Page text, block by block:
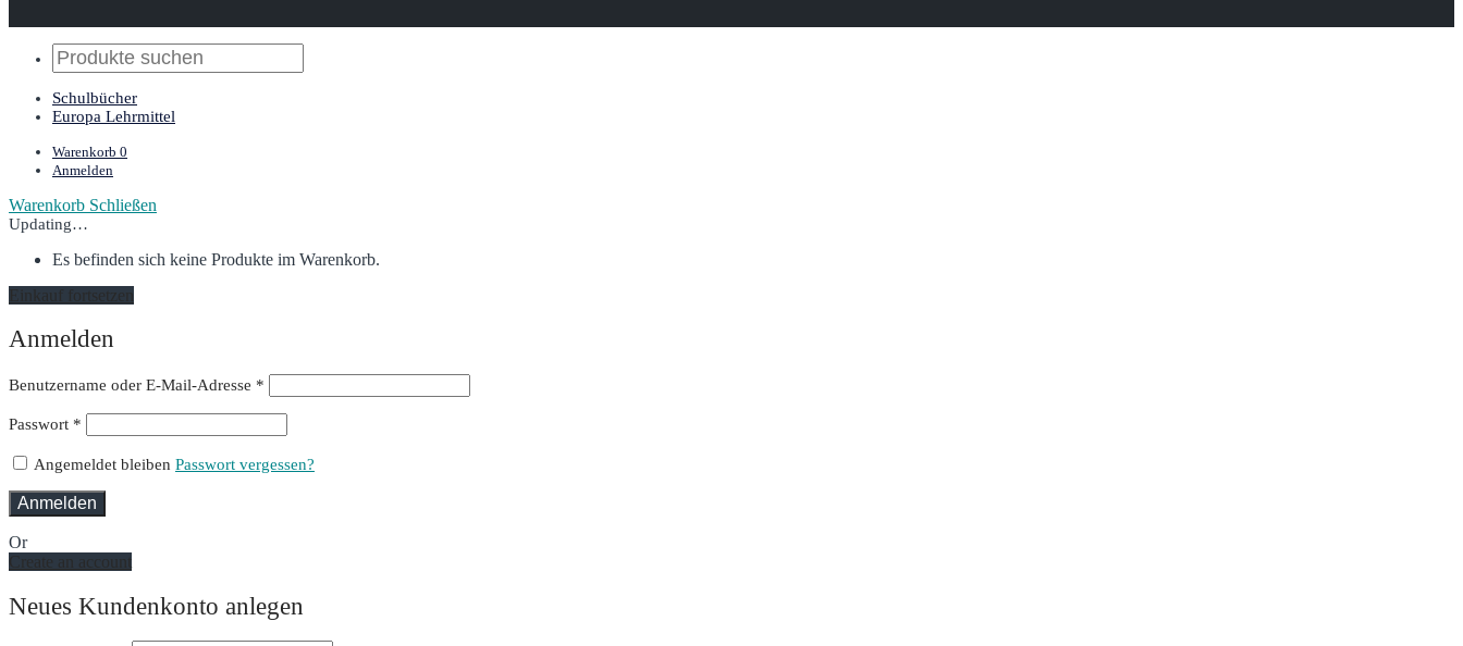
Schulbücher
Europa Lehrmittel
Warenkorb 0
Anmelden
Warenkorb Schließen
Updating…
Es befinden sich keine Produkte im Warenkorb.
Einkauf fortsetzen
Anmelden
Benutzername oder E-Mail-Adresse *
Passwort *
Angemeldet bleiben Passwort vergessen?
Anmelden
Or
Create an account
Neues Kundenkonto anlegen